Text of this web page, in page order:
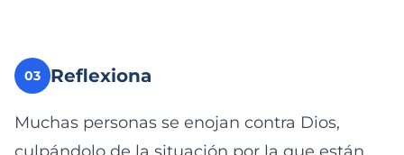
03 Reflexiona
Muchas personas se enojan contra Dios,